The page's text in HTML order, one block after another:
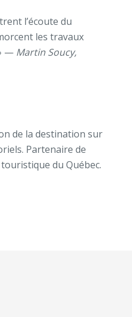
l’écoute du
les travaux
— Martin Soucy,
de la destination sur
Partenaire de
du Québec.